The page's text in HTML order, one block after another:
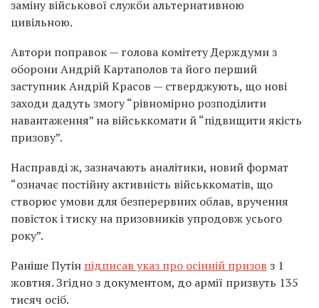
заміну військової служби альтернативною
цивільною.
Автори поправок — голова комітету Держдуми з
оборони Андрій Картаполов та його перший
заступник Андрій Красов — стверджують, що нові
заходи дадуть змогу “рівномірно розподілити
навантаження” на військкомати й “підвищити якість
призову”.
Насправді ж, зазначають аналітики, новий формат
“означає постійну активність військкоматів, що
створює умови для безперервних облав, вручення
повісток і тиску на призовників упродовж усього
року”.
Раніше Путін підписав указ про осінній призов з 1
жовтня. Згідно з документом, до армії призвуть 135
тисяч осіб.